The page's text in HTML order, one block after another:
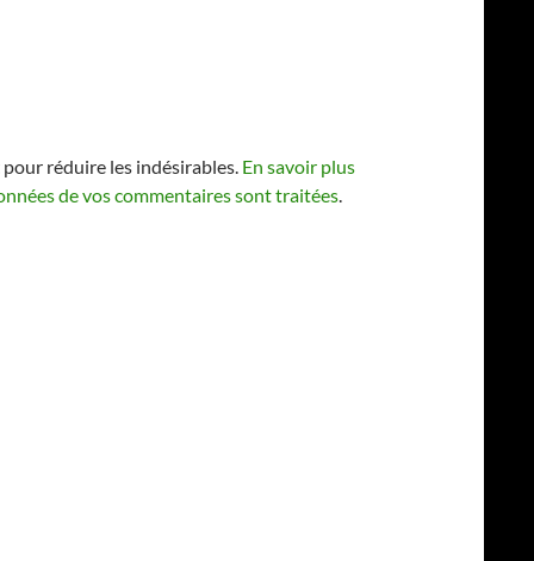
réduire les indésirables. En savoir plus
de vos commentaires sont traitées